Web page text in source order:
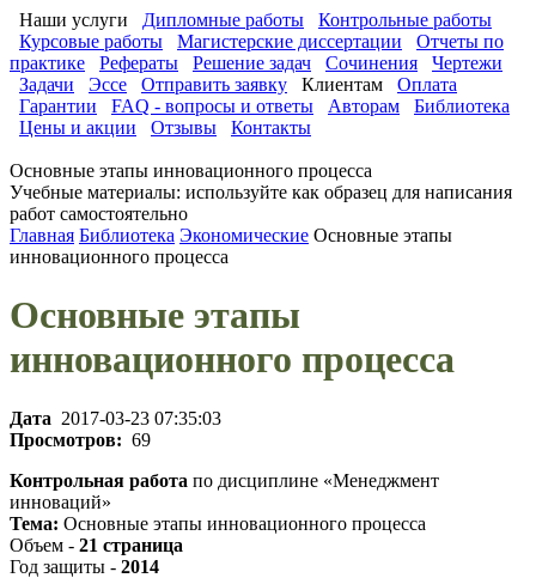
Наши услуги Дипломные работы
Контрольные работы
Курсовые работы
Магистерские диссертации
Отчеты по
практике
Рефераты Решение задач Сочинения
Чертежи
Задачи
Эссе Отправить заявку Клиентам
Оплата
Гарантии
FAQ - вопросы и ответы Авторам
Библиотека
Цены и акции
Отзывы Контакты
Основные этапы инновационного процесса
Учебные материалы: используйте как образец для написания
работ самостоятельно
Главная Библиотека Экономические Основные этапы
инновационного процесса
Основные этапы
инновационного процесса
Дата 2017-03-23 07:35:03
Просмотров: 69
Контрольная работа по дисциплине «Менеджмент
инноваций»
Тема: Основные этапы инновационного процесса
Объем - 21 страница
Год защиты - 2014